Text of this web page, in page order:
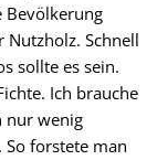
Bevölkerung
Schnell
sollte es sein.
Ich brauche
nur wenig
forstete man